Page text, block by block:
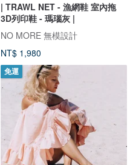
| TRAWL NET - 漁網鞋 室內拖
3D列印鞋 - 瑪瑙灰 |
NO MORE 無模設計
NT$ 1,980
免運